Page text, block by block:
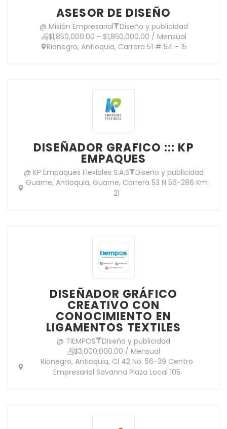
ASESOR DE DISEÑO
@ Misión Empresarial
Diseño y publicidad
$1,850,000.00 - $1,850,000.00 / Mensual
Rionegro, Antioquia, Carrera 51 # 54 - 15
DISEÑADOR GRAFICO ::: KP
EMPAQUES
@ KP Empaques Flexibles S.A.S
Diseño y publicidad
Guarne, Antioquia, Guarne, Carrera 53 N 56-286 Km
21
DISEÑADOR GRÁFICO
CREATIVO CON
CONOCIMIENTO EN
LIGAMENTOS TEXTILES
@ TIEMPOS
Diseño y publicidad
$3,000,000.00 / Mensual
Rionegro, Antioquia, Cl 42 No. 56-39 Centro
Empresarial Savanna Plaza Local 105